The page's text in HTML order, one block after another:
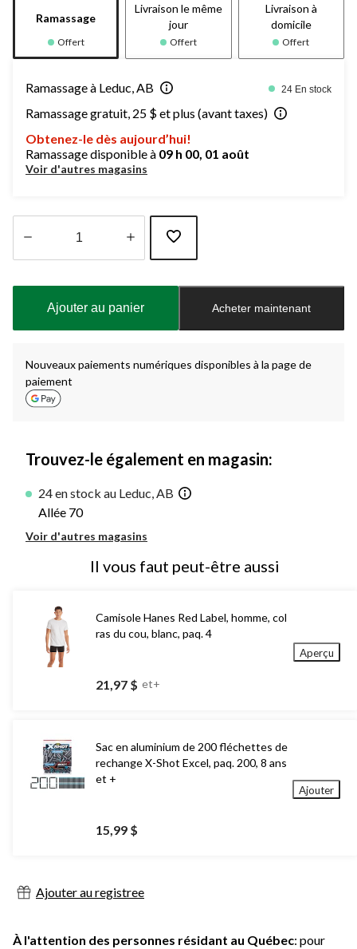
Ramassage
Offert
Livraison le même
jour
Offert
Livraison à
domicile
Offert
Ramassage à Leduc, AB 24 En stock
Ramassage gratuit, 25 $ et plus (avant taxes)
Obtenez-le dès aujourd’hui!
Ramassage disponible à 09 h 00, 01 août
Voir d'autres magasins
à
Ajouter au panier Acheter maintenant
Nouveaux paiements numériques disponibles à la page de
paiement
Trouvez-le également en magasin:
24 en stock au Leduc, AB
Allée 70
Voir d'autres magasins
Il vous faut peut-être aussi
Camisole Hanes Red Label, homme, col
ras du cou, blanc, paq. 4
21,97 $ et+
Aperçu
Sac en aluminium de 200 fléchettes de
rechange X-Shot Excel, paq. 200, 8 ans
et +
15,99 $
Ajouter
Ajouter au registree
À l'attention des personnes résidant au Québec: pour